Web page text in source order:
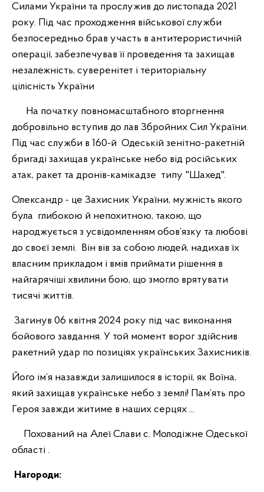
Силами України та прослужив до листопада 2021
року. Під час проходження військової служби
безпосередньо брав участь в антитерористичній
операції, забезпечував її проведення та захищав
незалежність, суверенітет і територіальну
цілісність України
На початку повномасштабного вторгнення
добровільно вступив до лав Збройних Сил України.
Під час служби в 160-й Одеській зенітно-ракетній
бригаді захищав українське небо від російських
атак, ракет та дронів-камікадзе типу "Шахед".
Олександр - це Захисник України, мужність якого
була глибокою й непохитною, такою, що
народжується з усвідомленням обов’язку та любові
до своєї землі. Він вів за собою людей, надихав їх
власним прикладом і вмів приймати рішення в
найгарячіші хвилини бою, що змогло врятувати
тисячі життів.
Загинув 06 квітня 2024 року під час виконання
бойового завдання. У той момент ворог здійснив
ракетний удар по позиціях українських Захисників.
Його ім’я назавжди залишилося в історії, як Воїна,
який захищав українське небо з землі! Пам’ять про
Героя завжди житиме в наших серцях ...
Похований на Алеї Слави с. Молодіжне Одеської
області .
Нагороди: